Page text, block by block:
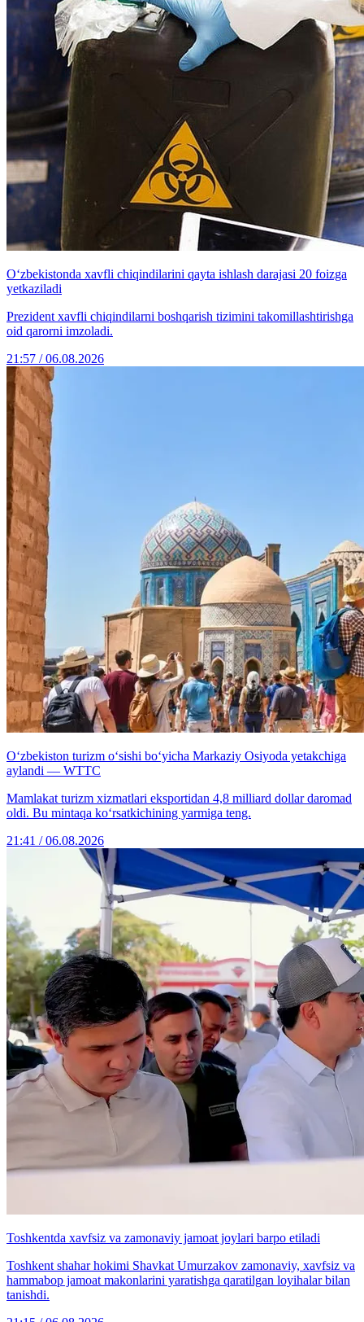
O‘zbekistonda xavfli chiqindilarini qayta ishlash darajasi 20 foizga
yetkaziladi
Prezident xavfli chiqindilarni boshqarish tizimini takomillashtirishga
oid qarorni imzoladi.
21:57 / 06.08.2026
O‘zbekiston turizm o‘sishi bo‘yicha Markaziy Osiyoda yetakchiga
aylandi — WTTC
Mamlakat turizm xizmatlari eksportidan 4,8 milliard dollar daromad
oldi. Bu mintaqa ko‘rsatkichining yarmiga teng.
21:41 / 06.08.2026
Toshkentda xavfsiz va zamonaviy jamoat joylari barpo etiladi
Toshkent shahar hokimi Shavkat Umurzakov zamonaviy, xavfsiz va
hammabop jamoat makonlarini yaratishga qaratilgan loyihalar bilan
tanishdi.